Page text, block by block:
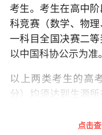
考生。考生在高中
科竞赛（数学、物
一科目全国决赛二
以中国科协公示为准。
以上两类考生的高
分）均须达到生源
控制分数线。7月
核名单，学校考核
点击